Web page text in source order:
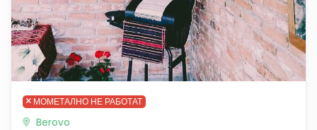
МОМЕТАЛНО НЕ РАБОТАТ
Berovo